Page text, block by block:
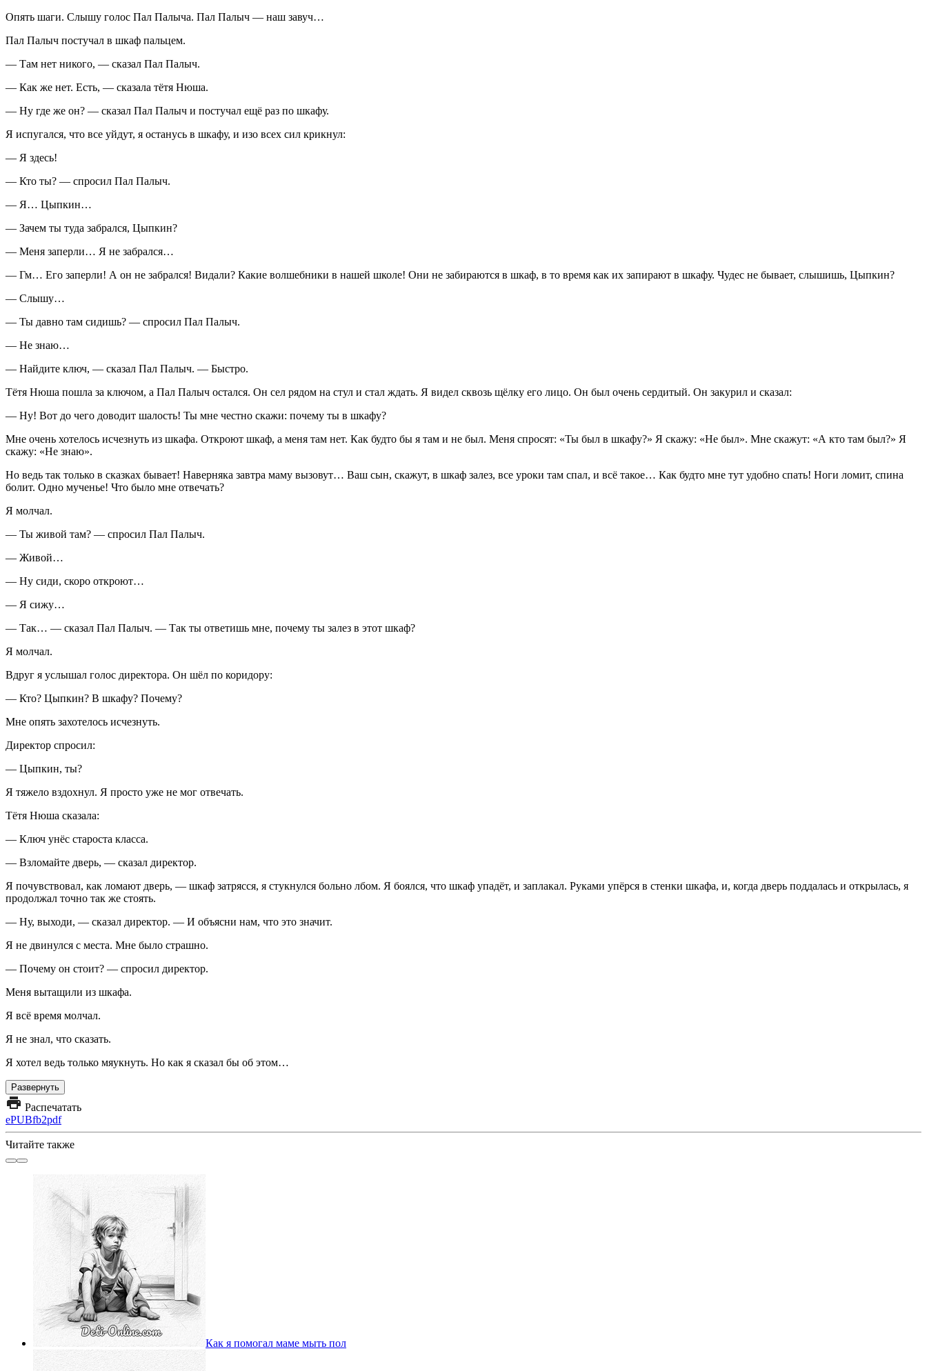
Опять шаги. Слышу голос Пал Палыча. Пал Палыч — наш завуч…
Пал Палыч постучал в шкаф пальцем.
— Там нет никого, — сказал Пал Палыч.
— Как же нет. Есть, — сказала тётя Нюша.
— Ну где же он? — сказал Пал Палыч и постучал ещё раз по шкафу.
Я испугался, что все уйдут, я останусь в шкафу, и изо всех сил крикнул:
— Я здесь!
— Кто ты? — спросил Пал Палыч.
— Я… Цыпкин…
— Зачем ты туда забрался, Цыпкин?
— Меня заперли… Я не забрался…
— Гм… Его заперли! А он не забрался! Видали? Какие волшебники в нашей школе! Они не забираются в шкаф, в то время как их запирают в шкафу. Чудес не бывает, слышишь, Цыпкин?
— Слышу…
— Ты давно там сидишь? — спросил Пал Палыч.
— Не знаю…
— Найдите ключ, — сказал Пал Палыч. — Быстро.
Тётя Нюша пошла за ключом, а Пал Палыч остался. Он сел рядом на стул и стал ждать. Я видел сквозь щёлку его лицо. Он был очень сердитый. Он закурил и сказал:
— Ну! Вот до чего доводит шалость! Ты мне честно скажи: почему ты в шкафу?
Мне очень хотелось исчезнуть из шкафа. Откроют шкаф, а меня там нет. Как будто бы я там и не был. Меня спросят: «Ты был в шкафу?» Я скажу: «Не был». Мне скажут: «А кто там был?» Я
скажу: «Не знаю».
Но ведь так только в сказках бывает! Наверняка завтра маму вызовут… Ваш сын, скажут, в шкаф залез, все уроки там спал, и всё такое… Как будто мне тут удобно спать! Ноги ломит, спина
болит. Одно мученье! Что было мне отвечать?
Я молчал.
— Ты живой там? — спросил Пал Палыч.
— Живой…
— Ну сиди, скоро откроют…
— Я сижу…
— Так… — сказал Пал Палыч. — Так ты ответишь мне, почему ты залез в этот шкаф?
Я молчал.
Вдруг я услышал голос директора. Он шёл по коридору:
— Кто? Цыпкин? В шкафу? Почему?
Мне опять захотелось исчезнуть.
Директор спросил:
— Цыпкин, ты?
Я тяжело вздохнул. Я просто уже не мог отвечать.
Тётя Нюша сказала:
— Ключ унёс староста класса.
— Взломайте дверь, — сказал директор.
Я почувствовал, как ломают дверь, — шкаф затрясся, я стукнулся больно лбом. Я боялся, что шкаф упадёт, и заплакал. Руками упёрся в стенки шкафа, и, когда дверь поддалась и открылась, я
продолжал точно так же стоять.
— Ну, выходи, — сказал директор. — И объясни нам, что это значит.
Я не двинулся с места. Мне было страшно.
— Почему он стоит? — спросил директор.
Меня вытащили из шкафа.
Я всё время молчал.
Я не знал, что сказать.
Я хотел ведь только мяукнуть. Но как я сказал бы об этом…
Развернуть
Распечатать
ePUBfb2pdf
Читайте также
Как я помогал маме мыть пол